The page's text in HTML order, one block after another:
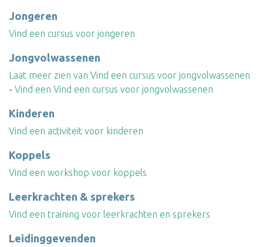
Jongeren
Vind een cursus voor jongeren
Jongvolwassenen
Laat meer zien van Vind een cursus voor jongvolwassenen
- Vind een Vind een cursus voor jongvolwassenen
Kinderen
Vind een activiteit voor kinderen
Koppels
Vind een workshop voor koppels
Leerkrachten & sprekers
Vind een training voor leerkrachten en sprekers
Leidinggevenden